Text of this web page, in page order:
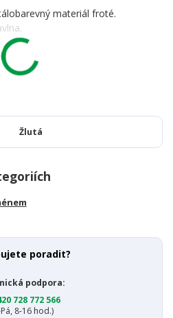
materiál froté.
Žlutá
poradit?
podpora:
728 772 566
8-16 hod.)